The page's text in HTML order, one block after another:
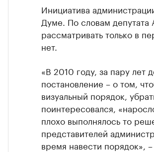
Инициатива
Думе. По словам депутата
рассматривать только в
нет.
«В 2010 году, за пару лет
постановление – о том,
визуальный порядок,
поинтересовался,
плохо выполнялось то
представителей
время навести порядок»,